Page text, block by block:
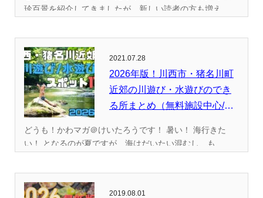
珍百景を紹介してきましたが、新しい読者の方も増え...
2021.07.28
2026年版！川西市・猪名川町
近郊の川遊び・水遊びのでき
る所まとめ（無料施設中心/
どうも！かわマガ＠けいたろうです！ 暑い！ 海行きた
い！ となるのが夏ですが、海はだいたい混むし、も...
2019.08.01